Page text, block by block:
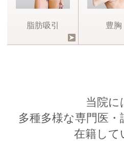
脂肪吸引 豊胸
当院に
多種多様な専門医
在籍して